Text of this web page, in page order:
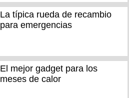
La típica rueda de recambio
para emergencias
El mejor gadget para los
meses de calor